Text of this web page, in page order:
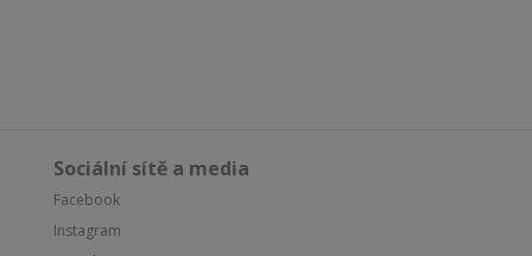
Sociální sítě a media
Facebook
Instagram